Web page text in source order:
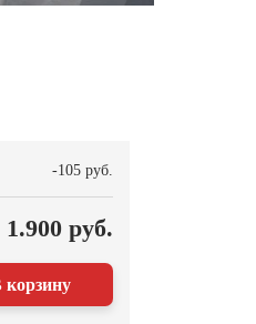
-105 руб.
1.900 руб.
корзину